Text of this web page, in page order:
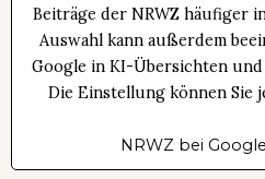
Beiträge der NRWZ häufiger
Auswahl kann außerdem
Google in KI-Übersichten
Die Einstellung können Sie
NRWZ bei